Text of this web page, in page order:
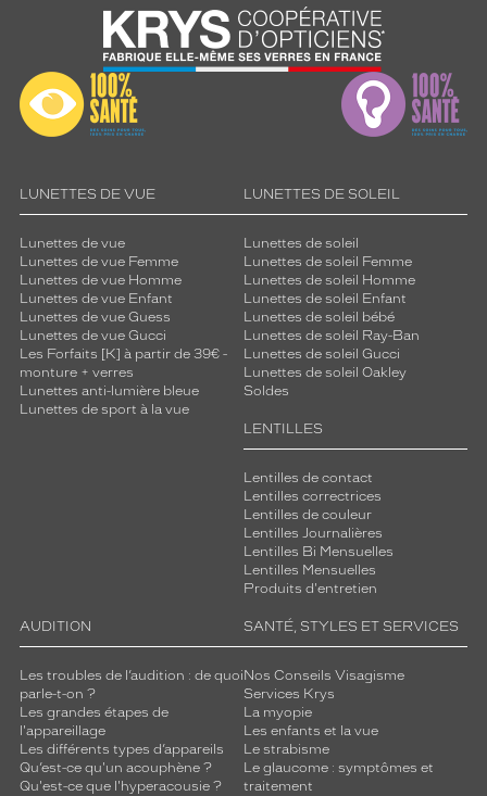
LUNETTES DE VUE
Lunettes de vue
Lunettes de vue Femme
Lunettes de vue Homme
Lunettes de vue Enfant
Lunettes de vue Guess
Lunettes de vue Gucci
Les Forfaits [K] à partir de 39€ -
monture + verres
Lunettes anti-lumière bleue
Lunettes de sport à la vue
LUNETTES DE SOLEIL
Lunettes de soleil
Lunettes de soleil Femme
Lunettes de soleil Homme
Lunettes de soleil Enfant
Lunettes de soleil bébé
Lunettes de soleil Ray-Ban
Lunettes de soleil Gucci
Lunettes de soleil Oakley
Soldes
LENTILLES
Lentilles de contact
Lentilles correctrices
Lentilles de couleur
Lentilles Journalières
Lentilles Bi Mensuelles
Lentilles Mensuelles
Produits d'entretien
AUDITION
Les troubles de l’audition : de quoi
parle-t-on ?
Les grandes étapes de
l'appareillage
Les différents types d’appareils
Qu’est-ce qu'un acouphène ?
Qu'est-ce que l'hyperacousie ?
SANTÉ, STYLES ET SERVICES
Nos Conseils Visagisme
Services Krys
La myopie
Les enfants et la vue
Le strabisme
Le glaucome : symptômes et
traitement